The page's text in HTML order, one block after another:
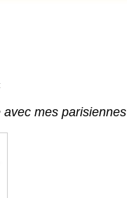
mes parisiennes